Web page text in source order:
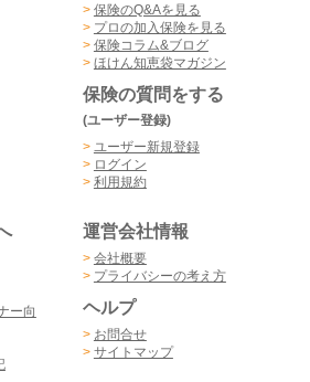
> 保険のQ&Aを見る
> プロの加入保険を見る
> 保険コラム&ブログ
> ほけん知恵袋マガジン
保険の質問をする
(ユーザー登録)
> ユーザー新規登録
> ログイン
> 利用規約
ー向
運営会社情報
> 会社概要
> プライバシーの考え方
ヘルプ
> お問合せ
> サイトマップ